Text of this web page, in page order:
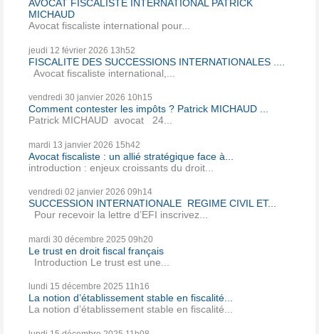
AVOCAT FISCALISTE INTERNATIONAL PATRICK
MICHAUD
Avocat fiscaliste international pour...
jeudi 12 février 2026 13h52
FISCALITE DES SUCCESSIONS INTERNATIONALES ....
Avocat fiscaliste international,...
vendredi 30 janvier 2026 10h15
Comment contester les impôts ? Patrick MICHAUD ...
Patrick MICHAUD avocat 24...
mardi 13 janvier 2026 15h42
Avocat fiscaliste : un allié stratégique face à...
introduction : enjeux croissants du droit...
vendredi 02 janvier 2026 09h14
SUCCESSION INTERNATIONALE REGIME CIVIL ET...
Pour recevoir la lettre d’EFI inscrivez...
mardi 30 décembre 2025 09h20
Le trust en droit fiscal français
Introduction Le trust est une...
lundi 15 décembre 2025 11h16
La notion d’établissement stable en fiscalité...
La notion d’établissement stable en fiscalité...